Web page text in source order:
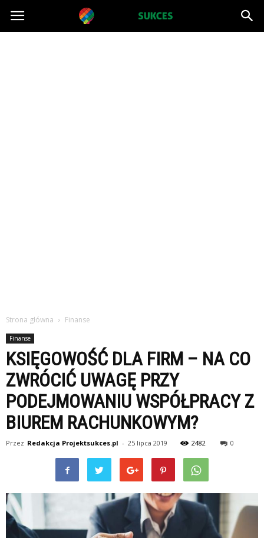
Projektsukces.pl
Strona główna Finanse
Finanse
KSIĘGOWOŚĆ DLA FIRM – NA CO
ZWRÓCIĆ UWAGĘ PRZY
PODEJMOWANIU WSPÓŁPRACY Z
BIUREM RACHUNKOWYM?
Przez Redakcja Projektsukces.pl - 25 lipca 2019 2482 0